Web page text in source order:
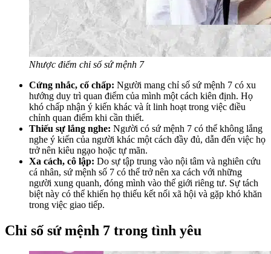
Nhược điểm chỉ số sứ mệnh 7
Cứng nhắc, cố chấp: Người mang chỉ số sứ mệnh 7 có xu
hướng duy trì quan điểm của mình một cách kiên định. Họ
khó chấp nhận ý kiến khác và ít linh hoạt trong việc điều
chỉnh quan điểm khi cần thiết.
Thiếu sự lắng nghe: Người có sứ mệnh 7 có thể không lắng
nghe ý kiến của người khác một cách đầy đủ, dẫn đến việc họ
trở nên kiêu ngạo hoặc tự mãn.
Xa cách, cô lập: Do sự tập trung vào nội tâm và nghiên cứu
cá nhân, sứ mệnh số 7 có thể trở nên xa cách với những
người xung quanh, đóng mình vào thế giới riêng tư. Sự tách
biệt này có thể khiến họ thiếu kết nối xã hội và gặp khó khăn
trong việc giao tiếp.
Chỉ số sứ mệnh 7 trong tình yêu